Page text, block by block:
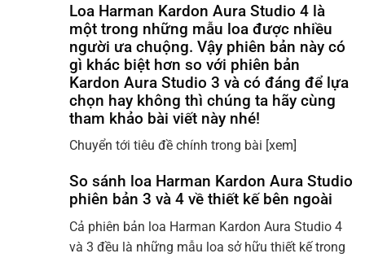
Loa Harman Kardon Aura Studio 4 là
một trong những mẫu loa được nhiều
người ưa chuộng. Vậy phiên bản này có
gì khác biệt hơn so với phiên bản
Kardon Aura Studio 3 và có đáng để lựa
chọn hay không thì chúng ta hãy cùng
tham khảo bài viết này nhé!
Chuyển tới tiêu đề chính trong bài [xem]
So sánh loa Harman Kardon Aura Studio
phiên bản 3 và 4 về thiết kế bên ngoài
Cả phiên bản loa Harman Kardon Aura Studio 4
và 3 đều là những mẫu loa sở hữu thiết kế trong